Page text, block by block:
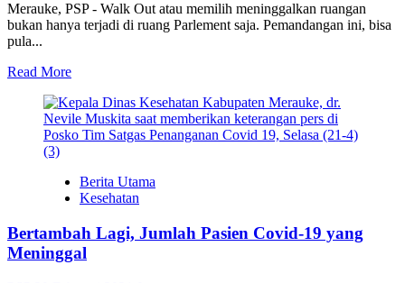
Merauke, PSP - Walk Out atau memilih meninggalkan ruangan
bukan hanya terjadi di ruang Parlement saja. Pemandangan ini, bisa
pula...
Read MoreRead
about
Pemilihan
Ketua
Aksi
‘Walk
Berita Utama
Kesehatan
Bertambah Lagi, Jumlah Pasien Covid-19 yang
Meninggal